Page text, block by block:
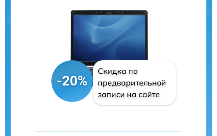
-20%
Скидка по
предварительной
записи на сайте